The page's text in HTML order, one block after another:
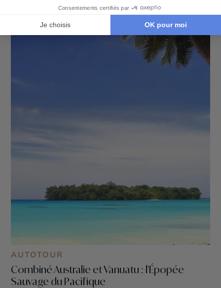
Sydney - Blue Mountains
AUTOTOUR
Combiné Australie et Vanuatu : l'Épopée
Sauvage du Pacifique